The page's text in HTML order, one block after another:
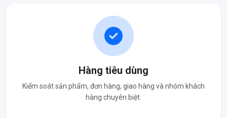
Hàng tiêu dùng
Kiểm soát sản phẩm, đơn hàng, giao hàng và nhóm khách
hàng chuyên biệt.